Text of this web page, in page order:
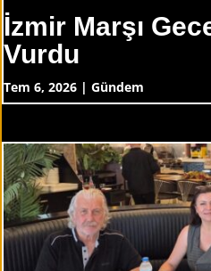
İzmir Marşı
Vurdu
Tem 6, 2026 | Gündem